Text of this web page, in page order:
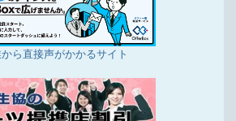
ら直接声がかかるサイト